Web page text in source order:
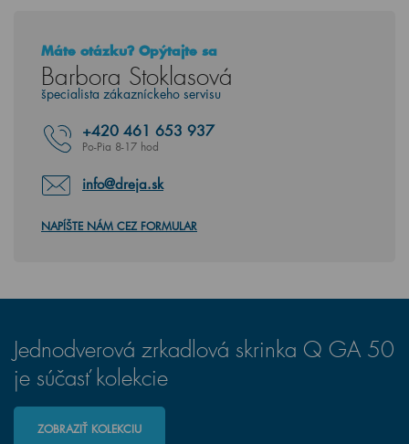
Máte otázku? Opýtajte sa
Barbora Stoklasová
špecialista zákazníckeho servisu
+420 461 653 937
Po-Pia 8-17 hod
info@dreja.sk
NAPÍŠTE NÁM CEZ FORMULAR
Jednodverová zrkadlová skrinka Q GA 50
je súčasť kolekcie
ZOBRAZIŤ KOLEKCIU